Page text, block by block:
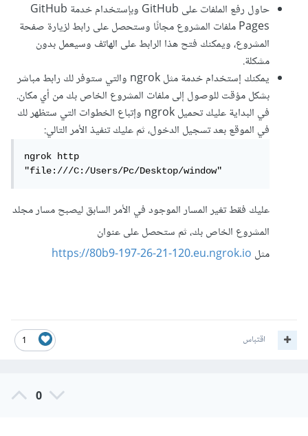
حاول رفع الملفات على GitHub وبإستخدام خدمة GitHub
Pages ملفات المشروع مجانًا وستحصل على رابط لزيارة صفحة
المشروع، ويمكنك فتح هذا الرابط على الهاتف وسيعمل بدون
مشكلة.
يمكنك إستخدام خدمة مثل ngrok والتي ستوفر لك رابط مباشر
بشكل مؤقت للوصول إلى ملفات المشروع الخاص بك من أي مكان.
في البداية عليك تحميل ngrok وإتباع الخطوات التي ستظهر لك
في الموقع بعد تسجيل الدخول، ثم عليك تنفيذ الأمر التالي:
ngrok http
"file:///C:/Users/Pc/Desktop/window"
عليك فقط تغير المسار الموجود في الأمر السابق ليصبح مسار مجلد
المشروع الخاص بك، ثم ستحصل على عنوان
مثل https://80b9-197-26-21-120.eu.ngrok.io
1 اقتباس
0